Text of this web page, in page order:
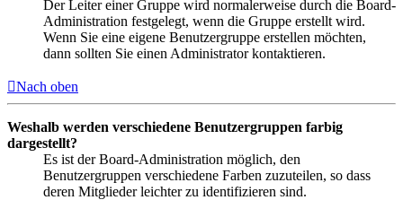
Der Leiter einer Gruppe wird normalerweise durch die Board-
Administration festgelegt, wenn die Gruppe erstellt wird.
Wenn Sie eine eigene Benutzergruppe erstellen möchten,
dann sollten Sie einen Administrator kontaktieren.
Nach oben
Weshalb werden verschiedene Benutzergruppen farbig
dargestellt?
Es ist der Board-Administration möglich, den
Benutzergruppen verschiedene Farben zuzuteilen, so dass
deren Mitglieder leichter zu identifizieren sind.